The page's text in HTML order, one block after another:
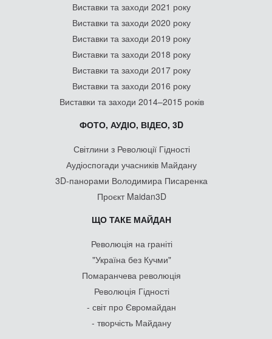
Виставки та заходи 2021 року
Виставки та заходи 2020 року
Виставки та заходи 2019 року
Виставки та заходи 2018 року
Виставки та заходи 2017 року
Виставки та заходи 2016 року
Виставки та заходи 2014–2015 років
ФОТО, АУДІО, ВІДЕО, 3D
Світлини з Революції Гідності
Аудіоспогади учасників Майдану
3D-панорами Володимира Писаренка
Проєкт Maidan3D
ЩО ТАКЕ МАЙДАН
Революція на граніті
"Україна без Кучми"
Помаранчева революція
Революція Гідності
- світ про Євромайдан
- творчість Майдану